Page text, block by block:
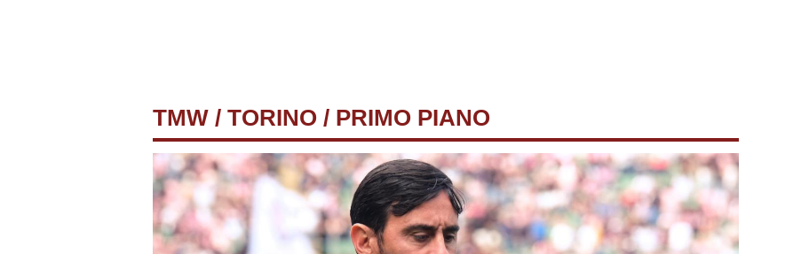
TMW / TORINO / PRIMO PIANO